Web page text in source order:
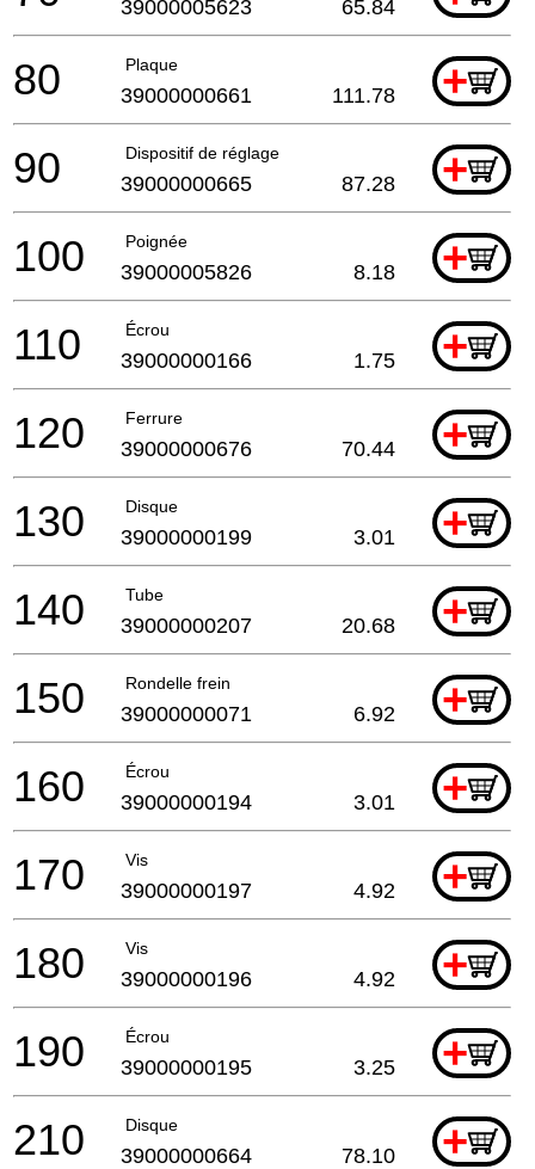
39000005623 65.84
Plaque +
80 39000000661 111.78
Dispositif de réglage +
90 39000000665 87.28
Poignée +
100 39000005826 8.18
Écrou +
110 39000000166 1.75
Ferrure +
120 39000000676 70.44
Disque +
130 39000000199 3.01
Tube +
140 39000000207 20.68
Rondelle frein +
150 39000000071 6.92
Écrou +
160 39000000194 3.01
Vis +
170 39000000197 4.92
Vis +
180 39000000196 4.92
Écrou +
190 39000000195 3.25
Disque +
210 39000000664 78.10